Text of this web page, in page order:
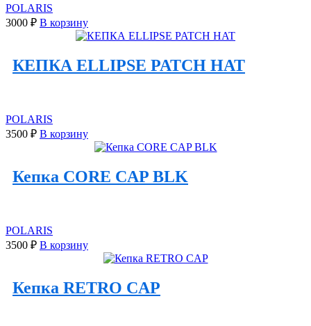
POLARIS
3000 ₽ В корзину
КЕПКА ELLIPSE PATCH HAT
POLARIS
3500 ₽ В корзину
Кепка CORE CAP BLK
POLARIS
3500 ₽ В корзину
Кепка RETRO CAP